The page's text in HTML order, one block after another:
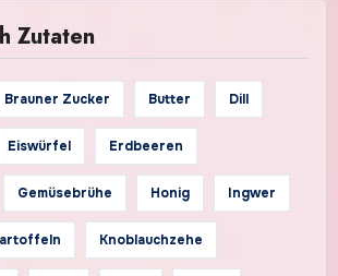
Zutaten
Brauner Zucker Butter Dill
Eiswürfel Erdbeeren
Gemüsebrühe Honig Ingwer
Knoblauchzehe